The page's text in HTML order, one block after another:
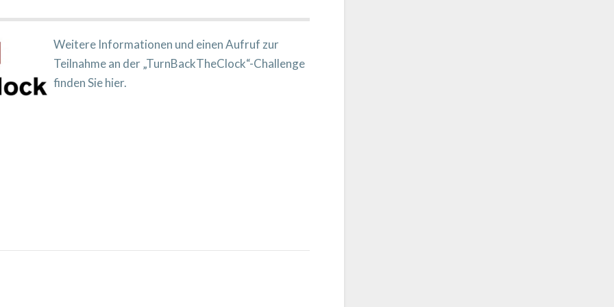
Weitere Informationen und einen Aufruf zur
Teilnahme an der „TurnBackTheClock“-Challenge
finden Sie hier.